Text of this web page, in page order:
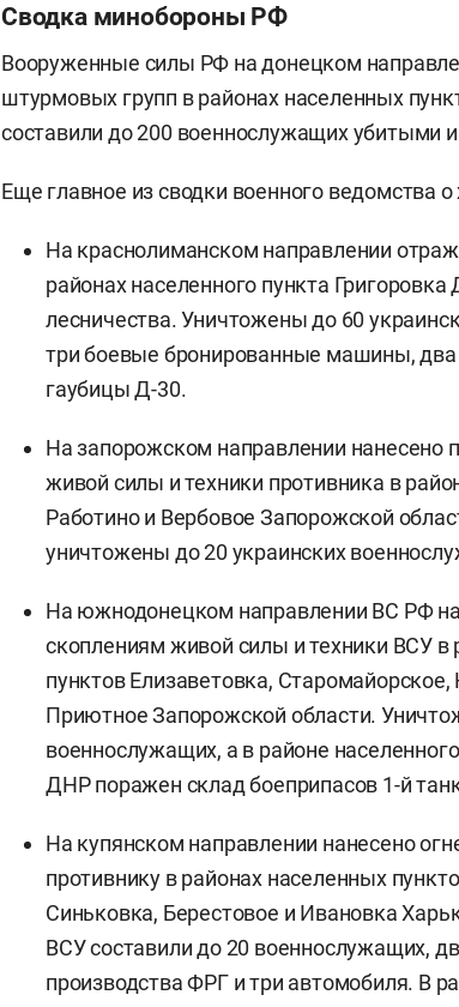
Сводка минобороны РФ
Вооруженные силы РФ на донецком
штурмовых групп в районах населенных
составили до 200 военнослужащих
Еще главное из сводки военного ведомства
На краснолиманском направлении
районах населенного пункта
лесничества. Уничтожены до 60
три боевые бронированные машины, два
гаубицы Д-30.
На запорожском направлении нанесено
живой силы и техники противника в
Работино и Вербовое Запорожской
уничтожены до 20 украинских
На южнодонецком направлении ВС РФ
скоплениям живой силы и техники ВСУ в
пунктов Елизаветовка,
Приютное Запорожской области.
военнослужащих, а в районе
ДНР поражен склад боеприпасов 1-й
На купянском направлении нанесено
противнику в районах населенных
Синьковка, Берестовое и Ивановка
ВСУ составили до 20 военнослужащих,
производства ФРГ и три автомобиля. В